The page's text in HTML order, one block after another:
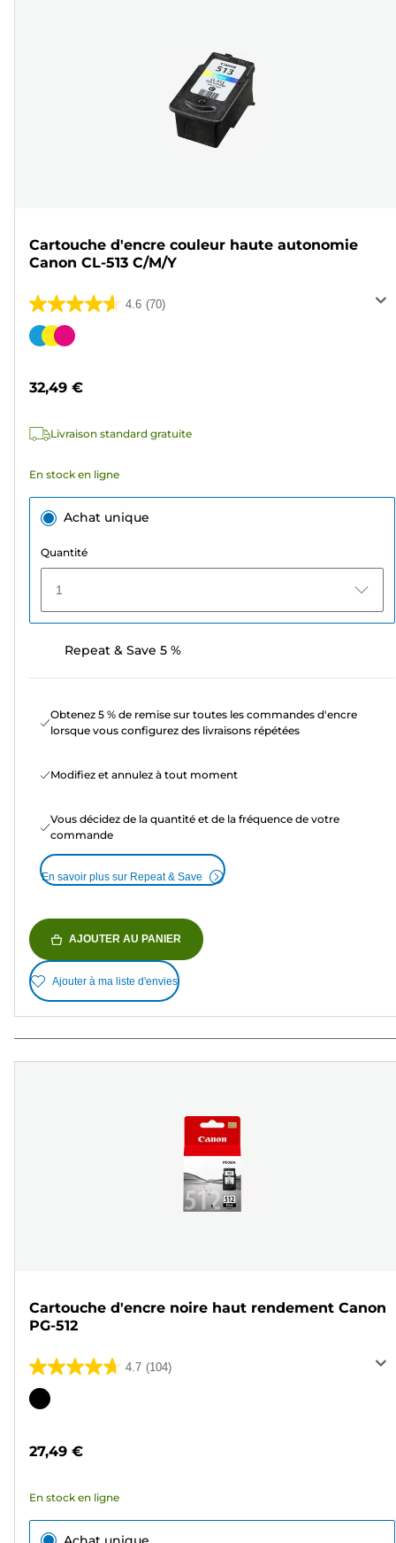
Cartouche d'encre couleur haute autonomie
Canon CL-513 C/M/Y
4.6 (70)
4.6
sur
70
Cartouche
32,49 €
Livraison standard gratuite
En stock en ligne
Achat unique
Quantité
1
Repeat & Save 5 %
Obtenez 5 % de remise sur toutes les commandes d'encre
lorsque vous configurez des livraisons répétées
Modifiez et annulez à tout moment
Vous décidez de la quantité et de la fréquence de votre
commande
En savoir plus sur Repeat & Save
AJOUTER AU PANIER
Ajouter à ma liste d'envies
Cartouche d'encre noire haut rendement Canon
PG-512
4.7 (104)
4.7
sur
104
Cartouche
27,49 €
En stock en ligne